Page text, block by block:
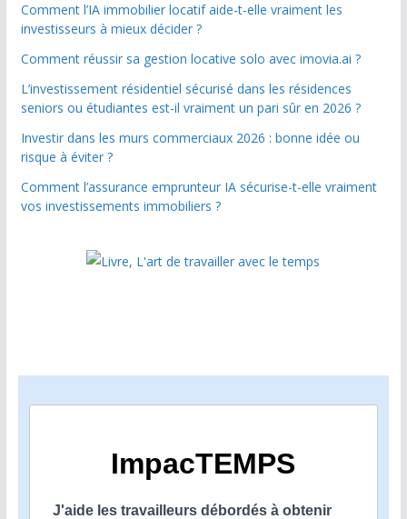
Comment l’IA immobilier locatif aide-t-elle vraiment les
investisseurs à mieux décider ?
Comment réussir sa gestion locative solo avec imovia.ai ?
L’investissement résidentiel sécurisé dans les résidences
seniors ou étudiantes est-il vraiment un pari sûr en 2026 ?
Investir dans les murs commerciaux 2026 : bonne idée ou
risque à éviter ?
Comment l’assurance emprunteur IA sécurise-t-elle vraiment
vos investissements immobiliers ?
ImpacTEMPS
J'aide les travailleurs débordés à obtenir